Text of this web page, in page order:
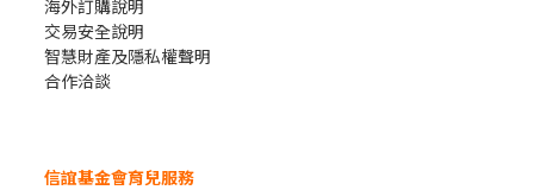
海外訂購說明
交易安全說明
智慧財產及隱私權聲明
合作洽談
信誼基金會育兒服務